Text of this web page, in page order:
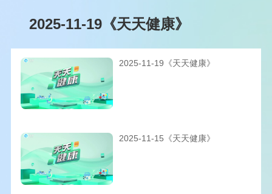
2025-11-19《天天健康》
2025-11-19《天天健康》
2025-11-15《天天健康》